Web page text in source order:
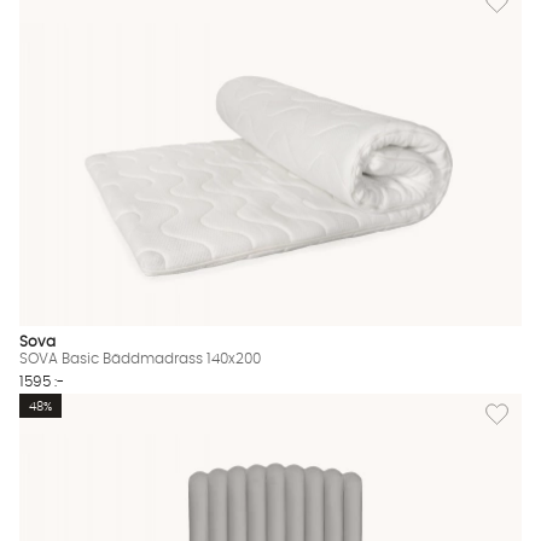
Sova
SOVA Basic Bäddmadrass 140x200
1595 :-
Lägg
48%